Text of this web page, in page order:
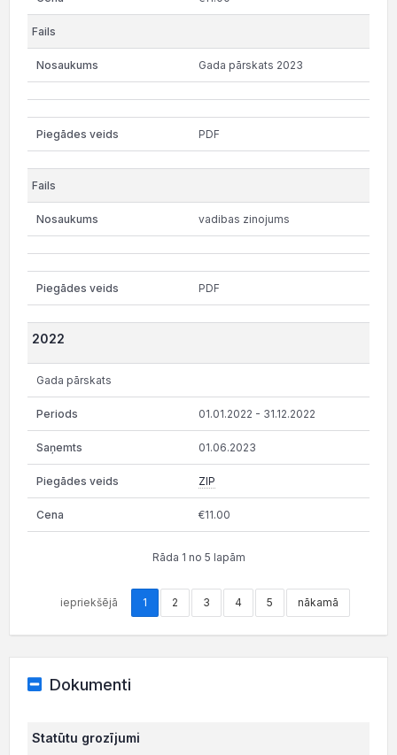
Gada pārskats 2023
PDF
vadibas zinojums
PDF
2022
Gada pārskats
01.01.2022 - 31.12.2022
01.06.2023
ZIP
€11.00
Rāda 1 no 5 lapām
iepriekšējā 1 2 3 4 5 nākamā
Dokumenti
Statūtu grozījumi